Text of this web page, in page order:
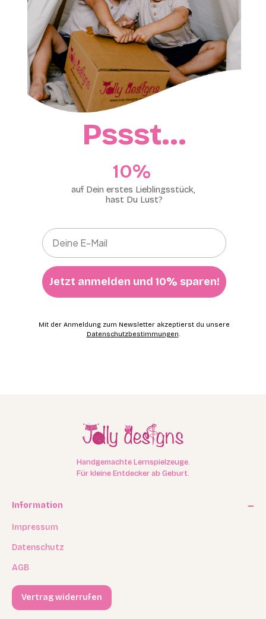
Pssst…
10%​
auf Dein erstes Lieblingsstück,
hast Du Lust?
Jetzt anmelden und 10% sparen!
Mit der Anmeldung zum Newsletter akzeptierst du unsere
Datenschutzbestimmungen.
Handgemachte Lernspielzeuge.
Für kleine Entdecker ab Geburt.
Information
Impressum
Datenschutz
AGB
Vertrag widerrufen